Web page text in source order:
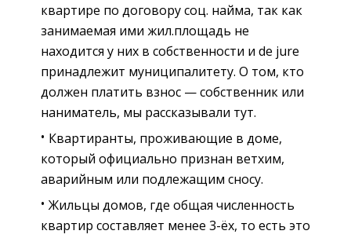
квартире по договору соц. найма, так как
занимаемая ими жил.площадь не
находится у них в собственности и de jure
принадлежит муниципалитету. О том, кто
должен платить взнос — собственник или
наниматель, мы рассказывали тут.
Квартиранты, проживающие в доме,
который официально признан ветхим,
аварийным или подлежащим сносу.
Жильцы домов, где общая численность
квартир составляет менее 3-ёх, то есть это